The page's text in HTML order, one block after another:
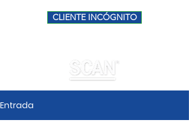
CLIENTE INCÓGNITO
Entrada